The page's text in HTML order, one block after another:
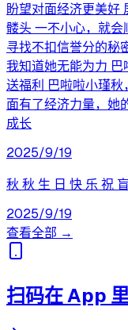
盼望对面经济更美好
髅头 一不小心，就
寻找不扣信誉分的秘
我知道她无能为力
送福利 巴啦啦小瑾
面有了经济力量，她
成长
2025/9/19
秋 秋 生 日 快 乐 祝
2025/9/19
查看全部 →
扫码在 App